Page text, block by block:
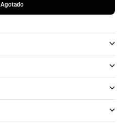
Agotado